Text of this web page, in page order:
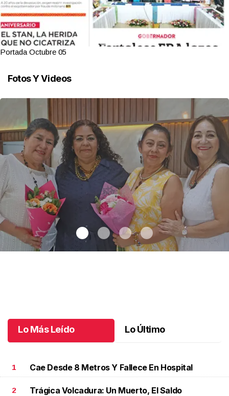
Portada Octubre 05
Fotos Y Videos
Lo Más Leído Lo Último
1 Cae Desde 8 Metros Y Fallece En Hospital
2 Trágica Volcadura: Un Muerto, El Saldo